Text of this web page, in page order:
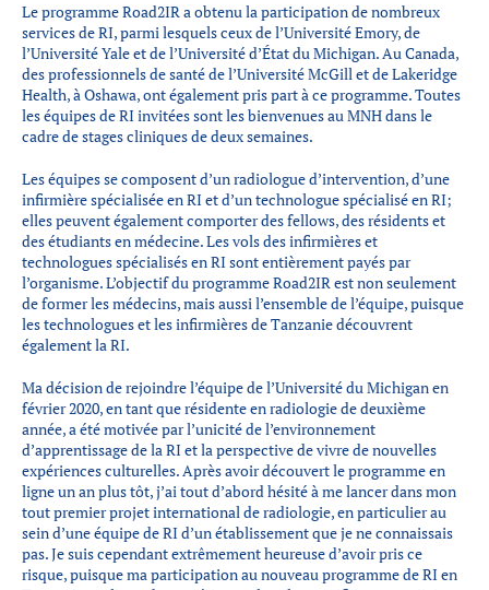
Le programme Road2IR a obtenu la participation de nombreux
services de RI, parmi lesquels ceux de l’Université Emory, de
l’Université Yale et de l’Université d’État du Michigan. Au Canada,
des professionnels de santé de l’Université McGill et de Lakeridge
Health, à Oshawa, ont également pris part à ce programme. Toutes
les équipes de RI invitées sont les bienvenues au MNH dans le
cadre de stages cliniques de deux semaines.
Les équipes se composent d’un radiologue d’intervention, d’une
infirmière spécialisée en RI et d’un technologue spécialisé en RI;
elles peuvent également comporter des fellows, des résidents et
des étudiants en médecine. Les vols des infirmières et
technologues spécialisés en RI sont entièrement payés par
l’organisme. L’objectif du programme Road2IR est non seulement
de former les médecins, mais aussi l’ensemble de l’équipe, puisque
les technologues et les infirmières de Tanzanie découvrent
également la RI.
Ma décision de rejoindre l’équipe de l’Université du Michigan en
février 2020, en tant que résidente en radiologie de deuxième
année, a été motivée par l’unicité de l’environnement
d’apprentissage de la RI et la perspective de vivre de nouvelles
expériences culturelles. Après avoir découvert le programme en
ligne un an plus tôt, j’ai tout d’abord hésité à me lancer dans mon
tout premier projet international de radiologie, en particulier au
sein d’une équipe de RI d’un établissement que je ne connaissais
pas. Je suis cependant extrêmement heureuse d’avoir pris ce
risque, puisque ma participation au nouveau programme de RI en